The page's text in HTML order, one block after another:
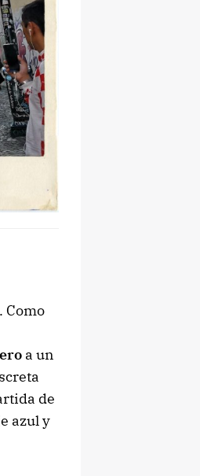
Como
a un
de
azul y